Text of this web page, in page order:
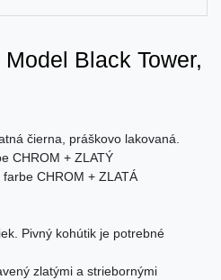
Black Tower,
čierna, práškovo lakovaná.
CHROM + ZLATÝ
CHROM + ZLATÁ
Pivný kohútik je potrebné
zlatými a striebornými